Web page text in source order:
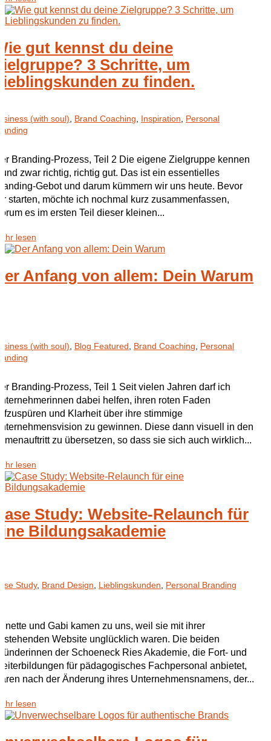
gut kennst du deine
3 Schritte, um
zu finden.
(with soul) Brand Coaching Inspiration
Personal
Branding-Prozess, Teil 2 Die eigene Zielgruppe kennen
zwar richtig, richtig gut. Das ist ein essentielles
Gebot und darum kümmern wir uns heute. Bevor
starten, möchte ich nochmal kurz zusammenfassen,
es im ersten Teil dieser kleinen...
lesen
Anfang von allem: Dein Warum
(with soul), Blog Featured , Brand Coaching, Personal
Branding-Prozess, Teil 1 Seit vielen Jahren darf ich
dabei helfen, ihren roten Faden
und Klarheit über ihre stimmige
zu gewinnen. Diese dann visuell in den
zu übersetzen, so dass sie sich auch wirklich...
lesen
Study: Website-Relaunch für
Bildungsakademie
Study, Brand Design Lieblingskunden Personal Branding
und Gabi kamen zu uns, weil sie mit ihrer
Website unglücklich waren. Die beiden
der Schoeneck Ries Akademie, die Fort- und
für pädagogisches Fachpersonal anbietet,
nach der Änderung ihres Unternehmensnamens, der...
lesen